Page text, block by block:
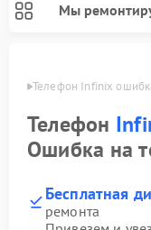
Мы
Телефон Infinix
Телефон
Ошибка на
Бесплатная
ремонта